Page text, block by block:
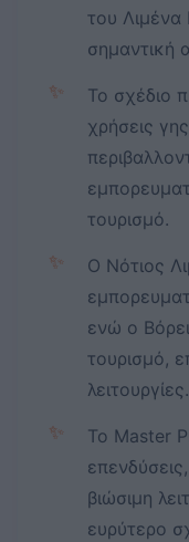
του
σημαντική
✨
Το σχέδιο
χρήσεις
τουρισμό.
✨
Ο Νότιος
ενώ ο
τουρισμό,
λειτουργίες.
✨
Το Master
βιώσιμη
ευρύτερο